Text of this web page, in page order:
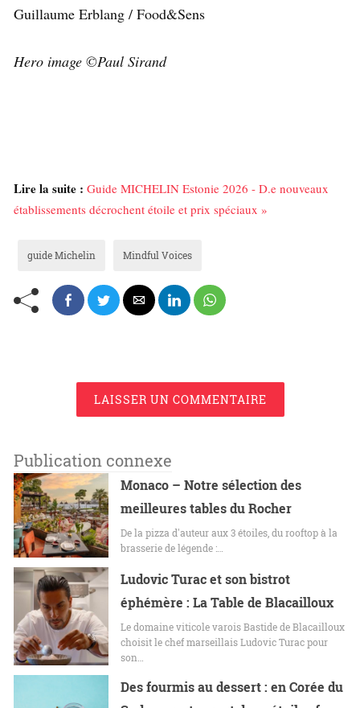
Guillaume Erblang / Food&Sens
Hero image ©Paul Sirand
Lire la suite : Guide MICHELIN Estonie 2026 - D.e nouveaux
établissements décrochent étoile et prix spéciaux »
guide Michelin Mindful Voices
LAISSER UN COMMENTAIRE
Publication connexe
Monaco – Notre sélection des
meilleures tables du Rocher
De la pizza d'auteur aux 3 étoiles, du rooftop à la
brasserie de légende :…
Ludovic Turac et son bistrot
éphémère : La Table de Blacailloux
Le domaine viticole varois Bastide de Blacailloux
choisit le chef marseillais Ludovic Turac pour
son…
Des fourmis au dessert : en Corée du